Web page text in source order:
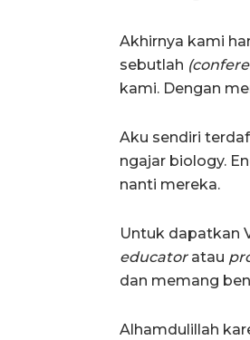
Akhirnya kami
sebutlah
kami. Dengan
Aku sendiri
ngajar biology.
nanti mereka.
Untuk dapatkan
educatoratau
dan memang
Alhamdulillah